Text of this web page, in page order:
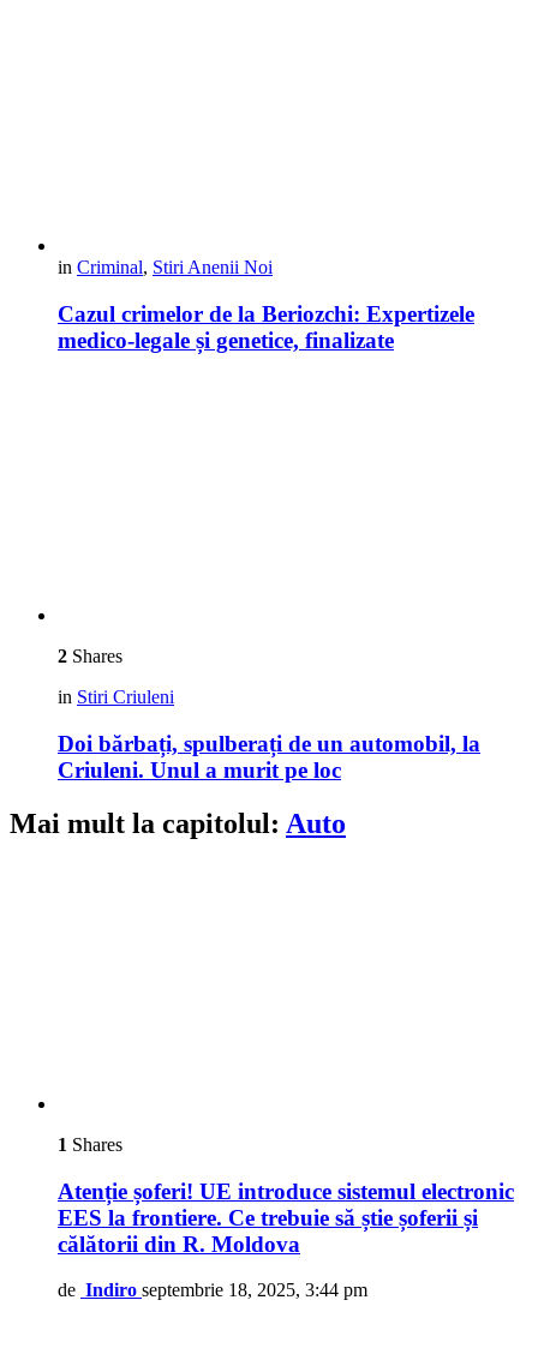
in Criminal, Stiri Anenii Noi
Cazul crimelor de la Beriozchi: Expertizele
medico-legale și genetice, finalizate
2 Shares
in Stiri Criuleni
Doi bărbați, spulberați de un automobil, la
Criuleni. Unul a murit pe loc
Mai mult la capitolul: Auto
1 Shares
Atenție șoferi! UE introduce sistemul electronic
EES la frontiere. Ce trebuie să știe șoferii și
călătorii din R. Moldova
de Indiro septembrie 18, 2025, 3:44 pm